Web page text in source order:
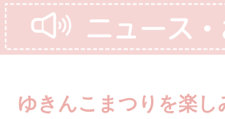
ゆきんこまつりを楽し